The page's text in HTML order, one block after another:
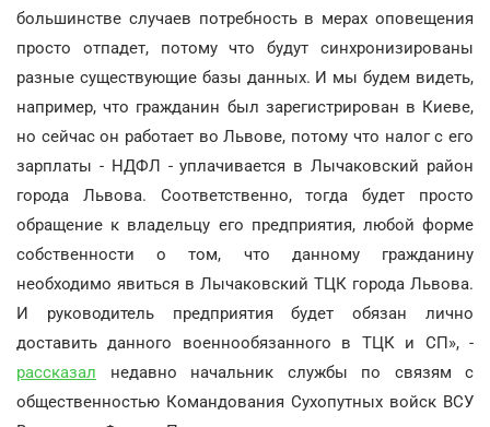
большинстве случаев потребность в мерах оповещения
просто отпадет, потому что будут синхронизированы
разные существующие базы данных. И мы будем видеть,
например, что гражданин был зарегистрирован в Киеве,
но сейчас он работает во Львове, потому что налог с его
зарплаты - НДФЛ - уплачивается в Лычаковский район
города Львова. Соответственно, тогда будет просто
обращение к владельцу его предприятия, любой форме
собственности о том, что данному гражданину
необходимо явиться в Лычаковский ТЦК города Львова.
И руководитель предприятия будет обязан лично
доставить данного военнообязанного в ТЦК и СП», -
рассказал недавно начальник службы по связям с
общественностью Командования Сухопутных войск ВСУ